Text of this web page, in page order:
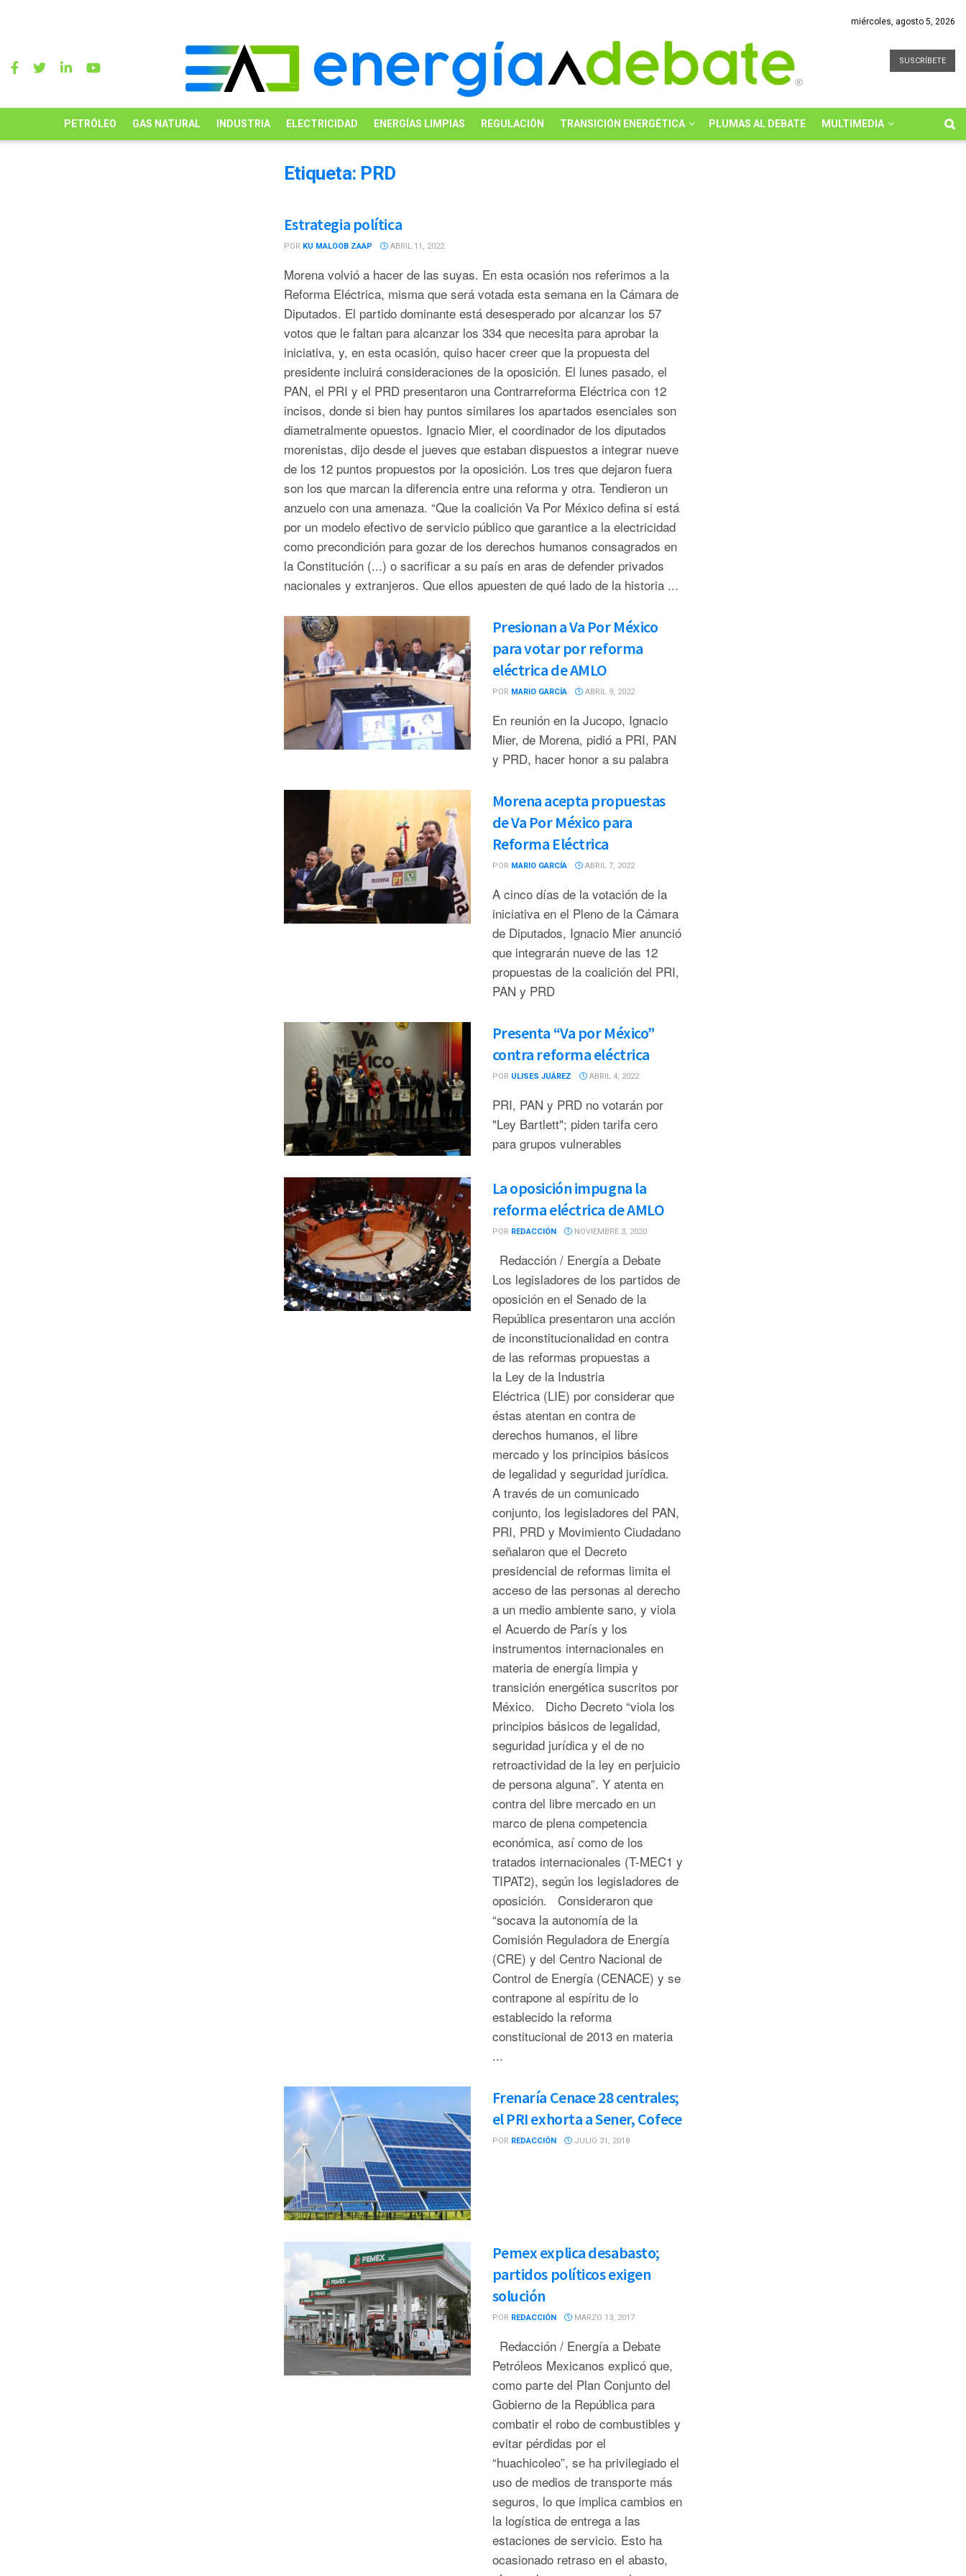
miércoles, agosto 5, 2026
SUSCRÍBETE
PETRÓLEO GAS NATURAL INDUSTRIA ELECTRICIDAD ENERGÍAS LIMPIAS REGULACIÓN TRANSICIÓN ENERGÉTICA PLUMAS AL DEBATE MULTIMEDIA
Etiqueta: PRD
Estrategia política
POR KU MALOOB ZAAP ABRIL 11, 2022
Morena volvió a hacer de las suyas. En esta ocasión nos referimos a la
Reforma Eléctrica, misma que será votada esta semana en la Cámara de
Diputados. El partido dominante está desesperado por alcanzar los 57
votos que le faltan para alcanzar los 334 que necesita para aprobar la
iniciativa, y, en esta ocasión, quiso hacer creer que la propuesta del
presidente incluirá consideraciones de la oposición. El lunes pasado, el
PAN, el PRI y el PRD presentaron una Contrarreforma Eléctrica con 12
incisos, donde si bien hay puntos similares los apartados esenciales son
diametralmente opuestos. Ignacio Mier, el coordinador de los diputados
morenistas, dijo desde el jueves que estaban dispuestos a integrar nueve
de los 12 puntos propuestos por la oposición. Los tres que dejaron fuera
son los que marcan la diferencia entre una reforma y otra. Tendieron un
anzuelo con una amenaza. “Que la coalición Va Por México defina si está
por un modelo efectivo de servicio público que garantice a la electricidad
como precondición para gozar de los derechos humanos consagrados en
la Constitución (...) o sacrificar a su país en aras de defender privados
nacionales y extranjeros. Que ellos apuesten de qué lado de la historia ...
Presionan a Va Por México
para votar por reforma
eléctrica de AMLO
POR MARIO GARCÍA ABRIL 9, 2022
En reunión en la Jucopo, Ignacio
Mier, de Morena, pidió a PRI, PAN
y PRD, hacer honor a su palabra
Morena acepta propuestas
de Va Por México para
Reforma Eléctrica
POR MARIO GARCÍA ABRIL 7, 2022
A cinco días de la votación de la
iniciativa en el Pleno de la Cámara
de Diputados, Ignacio Mier anunció
que integrarán nueve de las 12
propuestas de la coalición del PRI,
PAN y PRD
Presenta “Va por México”
contra reforma eléctrica
POR ULISES JUÁREZ ABRIL 4, 2022
PRI, PAN y PRD no votarán por
"Ley Bartlett"; piden tarifa cero
para grupos vulnerables
La oposición impugna la
reforma eléctrica de AMLO
POR REDACCIÓN NOVIEMBRE 3, 2020
Redacción / Energía a Debate
Los legisladores de los partidos de
oposición en el Senado de la
República presentaron una acción
de inconstitucionalidad en contra
de las reformas propuestas a
la Ley de la Industria
Eléctrica (LIE) por considerar que
éstas atentan en contra de
derechos humanos, el libre
mercado y los principios básicos
de legalidad y seguridad jurídica.
A través de un comunicado
conjunto, los legisladores del PAN,
PRI, PRD y Movimiento Ciudadano
señalaron que el Decreto
presidencial de reformas limita el
acceso de las personas al derecho
a un medio ambiente sano, y viola
el Acuerdo de París y los
instrumentos internacionales en
materia de energía limpia y
transición energética suscritos por
México. Dicho Decreto “viola los
principios básicos de legalidad,
seguridad jurídica y el de no
retroactividad de la ley en perjuicio
de persona alguna”. Y atenta en
contra del libre mercado en un
marco de plena competencia
económica, así como de los
tratados internacionales (T-MEC1 y
TIPAT2), según los legisladores de
oposición. Consideraron que
“socava la autonomía de la
Comisión Reguladora de Energía
(CRE) y del Centro Nacional de
Control de Energía (CENACE) y se
contrapone al espíritu de lo
establecido la reforma
constitucional de 2013 en materia
...
Frenaría Cenace 28 centrales;
el PRI exhorta a Sener, Cofece
POR REDACCIÓN JULIO 31, 2018
Pemex explica desabasto;
partidos políticos exigen
solución
POR REDACCIÓN MARZO 13, 2017
Redacción / Energía a Debate
Petróleos Mexicanos explicó que,
como parte del Plan Conjunto del
Gobierno de la República para
combatir el robo de combustibles y
evitar pérdidas por el
“huachicoleo”, se ha privilegiado el
uso de medios de transporte más
seguros, lo que implica cambios en
la logística de entrega a las
estaciones de servicio. Esto ha
ocasionado retraso en el abasto,